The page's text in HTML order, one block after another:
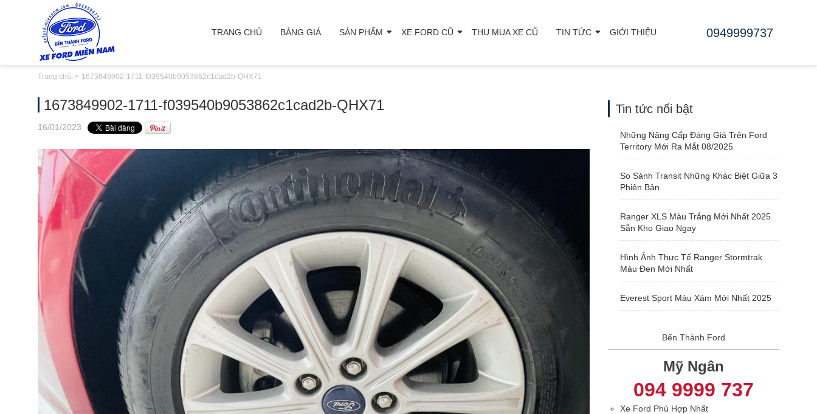
TRANG CHỦ BẢNG GIÁ SẢN PHẨM XE FORD CŨ THU MUA XE CŨ TIN TỨC GIỚI THIỆU 0949999737
Trang chủ 1673849902-1711-f039540b9053862c1cad2b-QHX71
1673849902-1711-f039540b9053862c1cad2b-QHX71
16/01/2023
Tin tức nổi bật
Những Nâng Cấp Đáng Giá Trên Ford
Territory Mới Ra Mắt 08/2025
So Sánh Transit Những Khác Biệt Giữa 3
Phiên Bản
Ranger XLS Màu Trắng Mới Nhất 2025
Sẵn Kho Giao Ngay
Hình Ảnh Thực Tế Ranger Stormtrak
Màu Đen Mới Nhất
Everest Sport Màu Xám Mới Nhất 2025
Bến Thành Ford
Mỹ Ngân
094 9999 737
Xe Ford Phù Hợp Nhất